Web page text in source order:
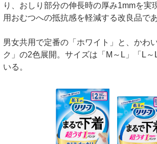
り、おしり部分の伸長時の厚み1mmを実
用おむつへの抵抗感を軽減する改良品であ
男女共用で定番の「ホワイト」と、かわ
ク」の2色展開。サイズは「M～L」「L～
いる。